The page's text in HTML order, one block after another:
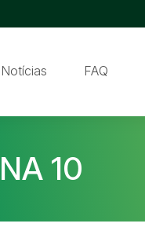
Notícias FAQ
10